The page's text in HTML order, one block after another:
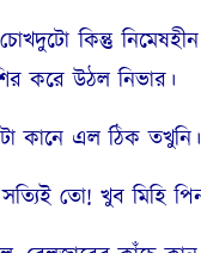
কিন্তু
করে উঠল নিভার।
এল ঠিক তখুনি।
তো! খুব মিহি